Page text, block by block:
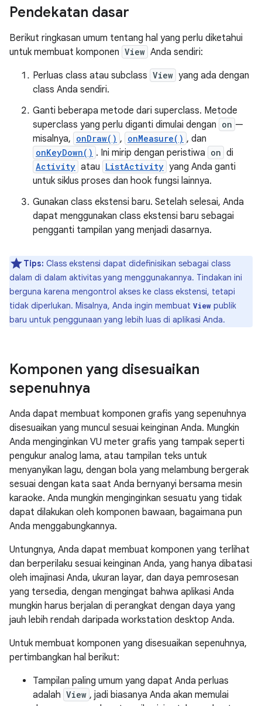
Pendekatan dasar
Berikut ringkasan umum tentang hal yang perlu diketahui
untuk membuat komponen View Anda sendiri:
Perluas class atau subclass View yang ada dengan
class Anda sendiri.
Ganti beberapa metode dari superclass. Metode
superclass yang perlu diganti dimulai dengan on —
misalnya, onDraw() , onMeasure() , dan
onKeyDown() . Ini mirip dengan peristiwa on di
Activity atau ListActivity yang Anda ganti
untuk siklus proses dan hook fungsi lainnya.
Gunakan class ekstensi baru. Setelah selesai, Anda
dapat menggunakan class ekstensi baru sebagai
pengganti tampilan yang menjadi dasarnya.
Tips: Class ekstensi dapat didefinisikan sebagai class
dalam di dalam aktivitas yang menggunakannya. Tindakan ini
berguna karena mengontrol akses ke class ekstensi, tetapi
tidak diperlukan. Misalnya, Anda ingin membuat View publik
baru untuk penggunaan yang lebih luas di aplikasi Anda.
Komponen yang disesuaikan
sepenuhnya
Anda dapat membuat komponen grafis yang sepenuhnya
disesuaikan yang muncul sesuai keinginan Anda. Mungkin
Anda menginginkan VU meter grafis yang tampak seperti
pengukur analog lama, atau tampilan teks untuk
menyanyikan lagu, dengan bola yang melambung bergerak
sesuai dengan kata saat Anda bernyanyi bersama mesin
karaoke. Anda mungkin menginginkan sesuatu yang tidak
dapat dilakukan oleh komponen bawaan, bagaimana pun
Anda menggabungkannya.
Untungnya, Anda dapat membuat komponen yang terlihat
dan berperilaku sesuai keinginan Anda, yang hanya dibatasi
oleh imajinasi Anda, ukuran layar, dan daya pemrosesan
yang tersedia, dengan mengingat bahwa aplikasi Anda
mungkin harus berjalan di perangkat dengan daya yang
jauh lebih rendah daripada workstation desktop Anda.
Untuk membuat komponen yang disesuaikan sepenuhnya,
pertimbangkan hal berikut:
Tampilan paling umum yang dapat Anda perluas
adalah View , jadi biasanya Anda akan memulai